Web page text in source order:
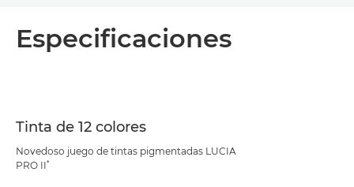
Descripción general
Descarga de PDF
Especificaciones
Tinta de 12 colores
Novedoso juego de tintas pigmentadas LUCIA
PRO II*